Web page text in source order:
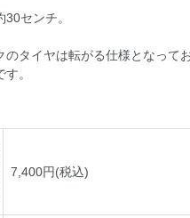
30センチ。
のタイヤは転がる仕様となって
。
7,400円(税込)